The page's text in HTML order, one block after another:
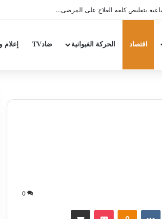
بتقليص كلفة العلاج على المرضى…
اقتصاد الحركة الغيوانية ضادTV إعلام
0